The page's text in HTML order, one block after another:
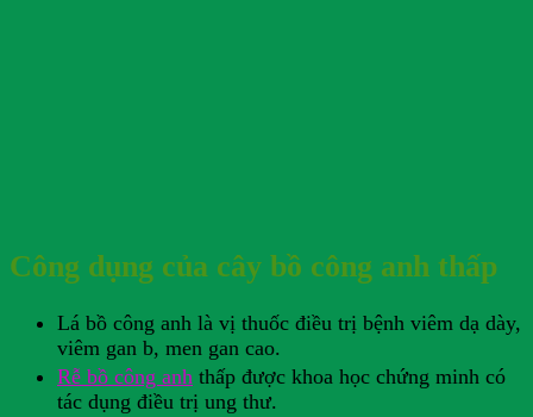
Công dụng của cây bồ công anh thấp
Lá bồ công anh là vị thuốc điều trị bệnh viêm dạ dày,
viêm gan b, men gan cao.
Rễ bồ công anh thấp được khoa học chứng minh có
tác dụng điều trị ung thư.